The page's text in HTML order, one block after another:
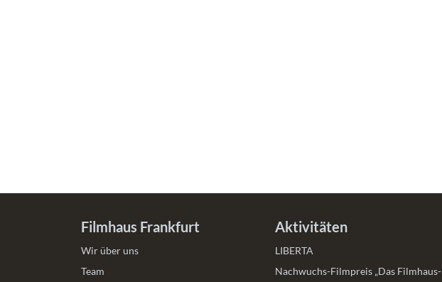
Filmhaus Frankfurt
Wir über uns
Team
Aktivitäten
LIBERTA
Nachwuchs-Filmpreis „Das Filmhaus-